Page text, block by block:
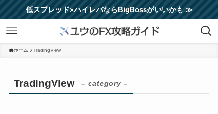
低スプレッド×ハイレバならBigBossがいいかも ≫
ホーム TradingView
TradingView – category –